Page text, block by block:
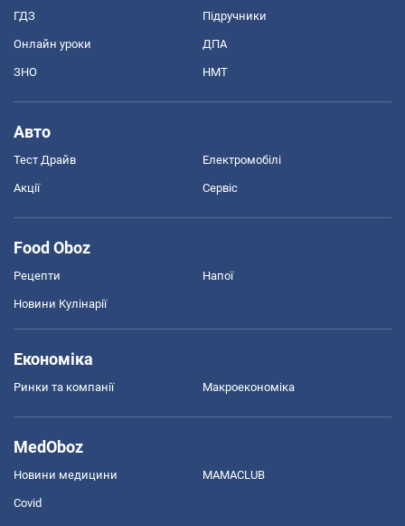
ГДЗ Підручники
Онлайн уроки ДПА
ЗНО НМТ
Авто
Тест Драйв Електромобілі
Акції Сервіс
Food Oboz
Рецепти Напої
Новини Кулінарії
Економіка
Ринки та компанії Макроекономіка
MedOboz
Новини медицини MAMACLUB
Covid